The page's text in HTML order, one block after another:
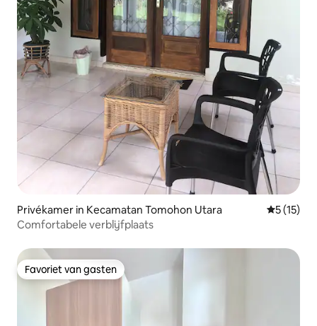
Privékamer in Kecamatan Tomohon Utara
5 (15)
Comfortabele verblijfplaats
Favoriet van gasten
Favoriet van gasten